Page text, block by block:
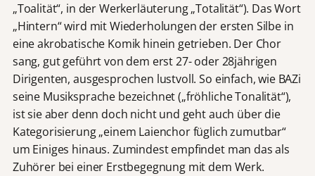
„Toalität“, in der Werkerläuterung „Totalität“). Das Wort
„Hintern“ wird mit Wiederholungen der ersten Silbe in
eine akrobatische Komik hinein getrieben. Der Chor
sang, gut geführt von dem erst 27- oder 28jährigen
Dirigenten, ausgesprochen lustvoll. So einfach, wie BAZi
seine Musiksprache bezeichnet („fröhliche Tonalität“),
ist sie aber denn doch nicht und geht auch über die
Kategorisierung „einem Laienchor füglich zumutbar“
um Einiges hinaus. Zumindest empfindet man das als
Zuhörer bei einer Erstbegegnung mit dem Werk.